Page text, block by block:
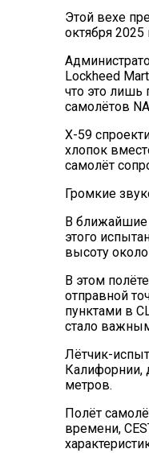
Этой вехе
октября
Lockheed
что это лишь
самолётов
X-59
хлопок
самолёт
Громкие
В ближайшие
этого
высоту
В этом
отправной
пунктами в
стало
Лётчик-
Калифорнии,
метров.
Полёт
времени,